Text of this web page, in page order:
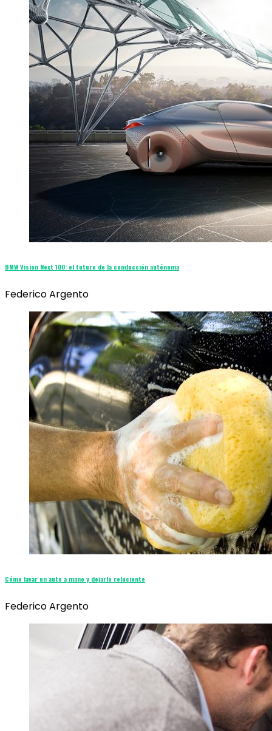
BMW Vision Next 100: el futuro de la conducción autónoma
Federico Argento
Cómo lavar un auto a mano y dejarlo reluciente
Federico Argento